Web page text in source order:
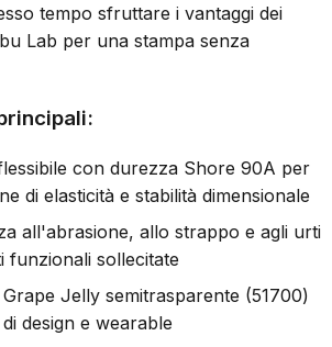
tempo sfruttare i vantaggi dei
Lab per una stampa senza
con durezza Shore 90A per
di elasticità e stabilità dimensionale
all'abrasione, allo strappo e agli urti
funzionali sollecitate
Jelly semitrasparente (51700)
design e wearable